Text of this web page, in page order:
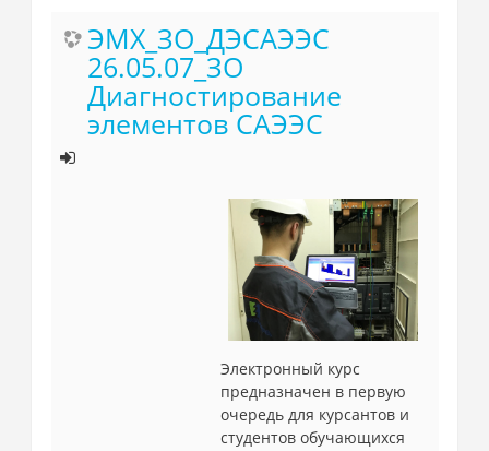
ЭМХ_ЗО_ДЭСАЭЭС
26.05.07_ЗО
Диагностирование
элементов САЭЭС
Электронный курс
предназначен в первую
очередь для курсантов и
студентов обучающихся